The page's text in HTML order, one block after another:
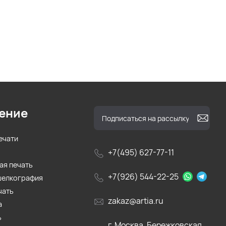
+7(495) 627-77-11
+7(926) 544-22-25
zakaz@artia.ru
печать